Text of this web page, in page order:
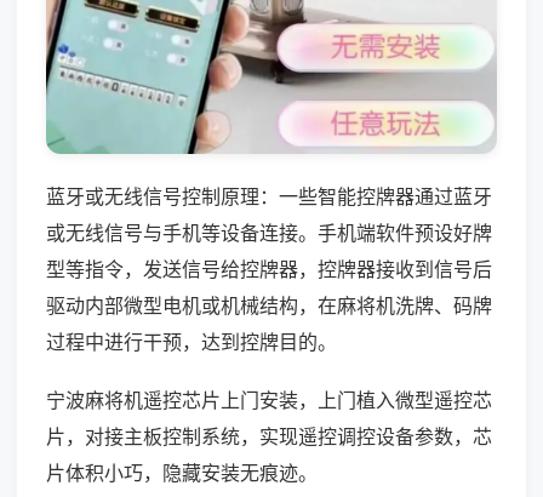
蓝牙或无线信号控制原理：一些智能控牌器通过蓝牙
或无线信号与手机等设备连接。手机端软件预设好牌
型等指令，发送信号给控牌器，控牌器接收到信号后
驱动内部微型电机或机械结构，在麻将机洗牌、码牌
过程中进行干预，达到控牌目的。
宁波麻将机遥控芯片上门安装，上门植入微型遥控芯
片，对接主板控制系统，实现遥控调控设备参数，芯
片体积小巧，隐藏安装无痕迹。